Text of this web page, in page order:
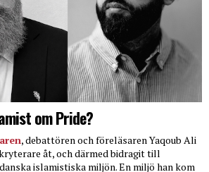
om Pride?
, debattören och föreläsaren Yaqoub Ali
åt, och därmed bidragit till
islamistiska miljön. En miljö han kom